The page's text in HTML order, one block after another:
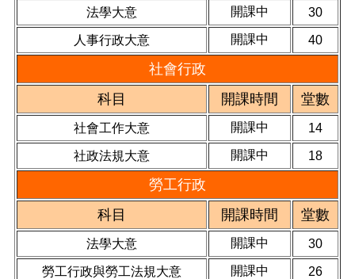
法學大意 開課中 30
人事行政大意 開課中 40
社會行政
科目
開課時間 堂數
社會工作大意 開課中 14
社政法規大意 開課中 18
勞工行政
科目
開課時間 堂數
法學大意 開課中 30
勞工行政與勞工法規大意 開課中 26